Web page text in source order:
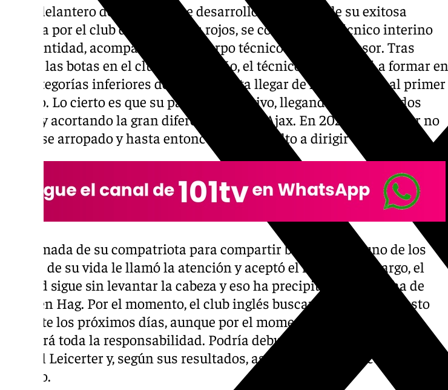
El ex delantero del
, que desarrolló gran parte de su exitosa
carrera por el club de los diablos rojos, se convierte en técnico interino
de la entidad, acompañado del cuerpo técnico de su antecesor. Tras
colgar las botas en el club costasoleño, el técnico se comenzó a formar en
las categorías inferiores de su PSV hasta llegar de forma oficial al primer
equipo. Lo cierto es que su papel fue positivo, llegando a levantar dos
título y acortando la gran diferencia con el Ajax. En 2022 dimitió por no
sentirse arropado y hasta entonces no ha vuelto a dirigir un banquillo.
La llamada de su compatriota para compartir banquillo en uno de los
clubes de su vida le llamó la atención y aceptó el reto. Sin embargo, el
United sigue sin levantar la cabeza y eso ha precipitado la marcha de
Erik ten Hag. Por el momento, el club inglés buscará reforzar el puesto
durante los próximos días, aunque por el momento, el exmalaguista
asumirá toda la responsabilidad. Podría debutar el próximo miércoles
ante el Leicerter y, según sus resultados, aspirar a quedarse con el
mando.